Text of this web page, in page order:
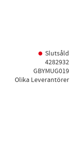
Slutsåld
4282932
GBYMUG019
Olika Leverantörer